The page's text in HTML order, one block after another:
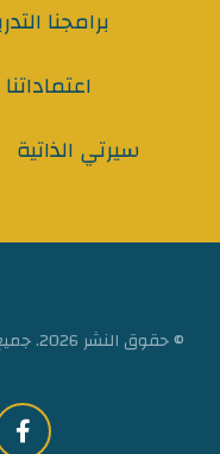
برامجنا
اعتماداتنا
سيرتي الذاتية
© حقوق النشر 2026. جميع الحقوق محفوظة. تصميم LightWeb2